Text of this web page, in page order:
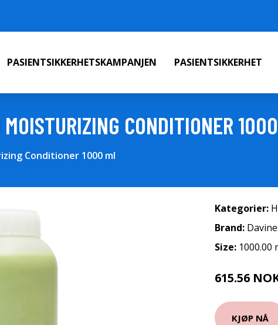
PASIENTSIKKERHETSKAMPANJEN PASIENTSIKKERHET
MOISTURIZING CONDITIONER
Conditioner 1000 ml
Kategorier:
Brand:
Size: 1000.00
615.56
KJØP NÅ